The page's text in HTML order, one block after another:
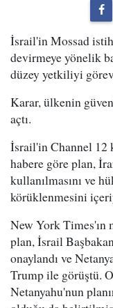
İsrail'in Mossad
devirmeye yönelik
düzey yetkiliyi
Karar, ülkenin
açtı.
İsrail'in Channel 12
habere göre plan,
kullanılmasını ve
körüklenmesini
New York Times'ın
plan, İsrail
onaylandı ve
Trump ile görüştü.
Netanyahu'nun